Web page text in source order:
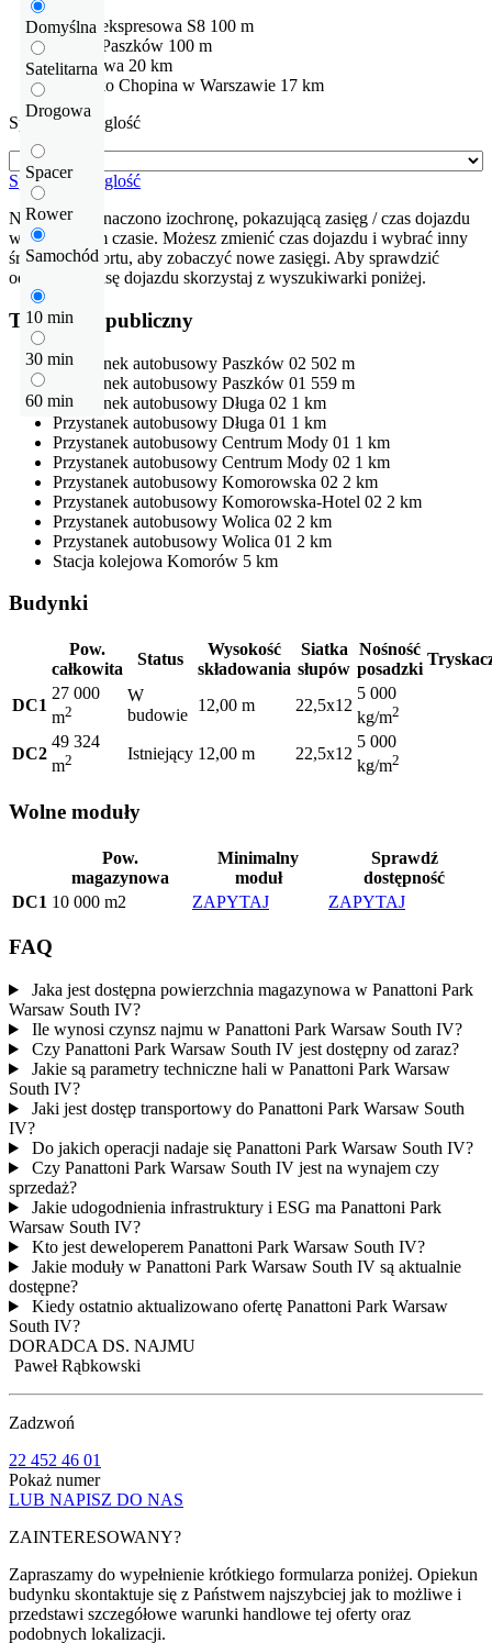
Domyślna
Satelitarna
Drogowa
Spacer
Rower
Samochód
10 min
30 min
60 min
Droga ekspresowa S8 100 m
Węzeł Paszków 100 m
Warszawa 20 km
Lotnisko Chopina w Warszawie 17 km
Sprawdź odleglość
Sprawdź odleglość
Na mapie zaznaczono izochronę, pokazującą zasięg / czas dojazdu
w określonym czasie. Możesz zmienić czas dojazdu i wybrać inny
środek transportu, aby zobaczyć nowe zasięgi. Aby sprawdzić
odłegłość i trasę dojazdu skorzystaj z wyszukiwarki poniżej.
Transport publiczny
Przystanek autobusowy Paszków 02 502 m
Przystanek autobusowy Paszków 01 559 m
Przystanek autobusowy Długa 02 1 km
Przystanek autobusowy Długa 01 1 km
Przystanek autobusowy Centrum Mody 01 1 km
Przystanek autobusowy Centrum Mody 02 1 km
Przystanek autobusowy Komorowska 02 2 km
Przystanek autobusowy Komorowska-Hotel 02 2 km
Przystanek autobusowy Wolica 02 2 km
Przystanek autobusowy Wolica 01 2 km
Stacja kolejowa Komorów 5 km
Budynki
Pow.
całkowita
Status
Wysokość
składowania
Siatka
słupów
Nośność
posadzki
DC1
27 000
m2
W
budowie
12,00 m 22,5x12
5 000
kg/m2
DC2
49 324
m2 Istniejący 12,00 m 22,5x12
5 000
kg/m2
Wolne moduły
Pow.
magazynowa
Minimalny
moduł
Sprawdź
dostępność
DC1 10 000 m2 ZAPYTAJ ZAPYTAJ
FAQ
Jaka jest dostępna powierzchnia magazynowa w Panattoni Park
Warsaw South IV?
Ile wynosi czynsz najmu w Panattoni Park Warsaw South IV?
Czy Panattoni Park Warsaw South IV jest dostępny od zaraz?
Jakie są parametry techniczne hali w Panattoni Park Warsaw
South IV?
Jaki jest dostęp transportowy do Panattoni Park Warsaw South
IV?
Do jakich operacji nadaje się Panattoni Park Warsaw South IV?
Czy Panattoni Park Warsaw South IV jest na wynajem czy
sprzedaż?
Jakie udogodnienia infrastruktury i ESG ma Panattoni Park
Warsaw South IV?
Kto jest deweloperem Panattoni Park Warsaw South IV?
Jakie moduły w Panattoni Park Warsaw South IV są aktualnie
dostępne?
Kiedy ostatnio aktualizowano ofertę Panattoni Park Warsaw
South IV?
DORADCA DS. NAJMU
Paweł Rąbkowski
Zadzwoń
22 452 46 01
Pokaż numer
LUB NAPISZ DO NAS
ZAINTERESOWANY?
Zapraszamy do wypełnienie krótkiego formularza poniżej. Opiekun
budynku skontaktuje się z Państwem najszybciej jak to możliwe i
przedstawi szczegółowe warunki handlowe tej oferty oraz
podobnych lokalizacji.